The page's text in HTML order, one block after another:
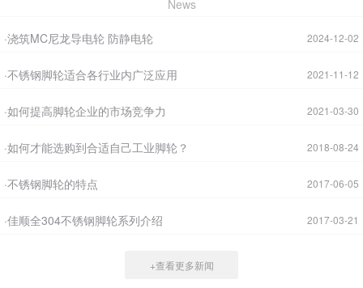
News
2024-12-02
·浇筑MC尼龙导电轮 防静电轮
2021-11-12
·不锈钢脚轮适合各行业内广泛应用
2021-03-30
·如何提高脚轮企业的市场竞争力
2018-08-24
·如何才能选购到合适自己工业脚轮？
2017-06-05
·不锈钢脚轮的特点
2017-03-21
·佳顺全304不锈钢脚轮系列介绍
+查看更多新闻